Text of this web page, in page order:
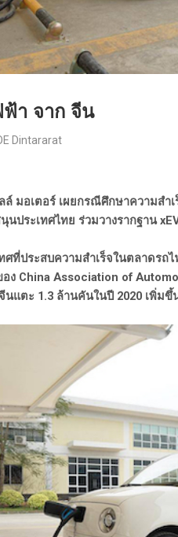
า จาก จีน
Dintararat
ล์ มอเตอร์ เผยกรณีศึกษาความสำ
นประเทศไทย ร่วมวางรากฐาน
ระสบความสำเร็จในตลาดรถไฟ
ง China Association of
แตะ 1.3 ล้านคันในปี 2020 เพิ่มขึ้